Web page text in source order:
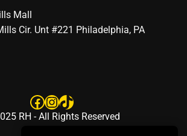
Mall
Cir. Unt #221 Philadelphia, PA
Facebook
Instagram
TikTok
RH - All Rights Reserved